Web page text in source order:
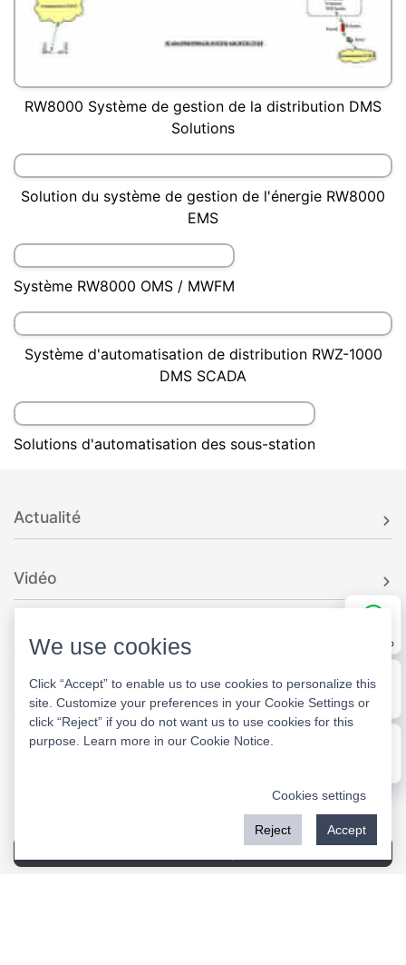
RW8000 Système de gestion de la distribution DMS
Solutions
Solution du système de gestion de l'énergie RW8000
EMS
Système RW8000 OMS / MWFM
Système d'automatisation de distribution RWZ-1000
DMS SCADA
Solutions d'automatisation des sous-station
Actualité
Vidéo
Nous contacter
+86-577-27869969
Wengyang Industrial Zone,Wenzhou City, Zhejiang
WhatsApp
E-mail
We use cookies
Click “Accept” to enable us to use cookies to personalize this
site. Customize your preferences in your Cookie Settings or
click “Reject” if you do not want us to use cookies for this
purpose. Learn more in our Cookie Notice
Cookies settings
Reject Accept